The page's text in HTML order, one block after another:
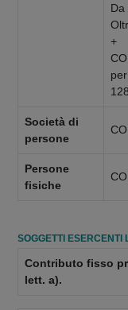
Da
+
Società di
persone
Persone
fisiche
SOGGETTI ESERCENTI
Contributo fisso
lett. a).